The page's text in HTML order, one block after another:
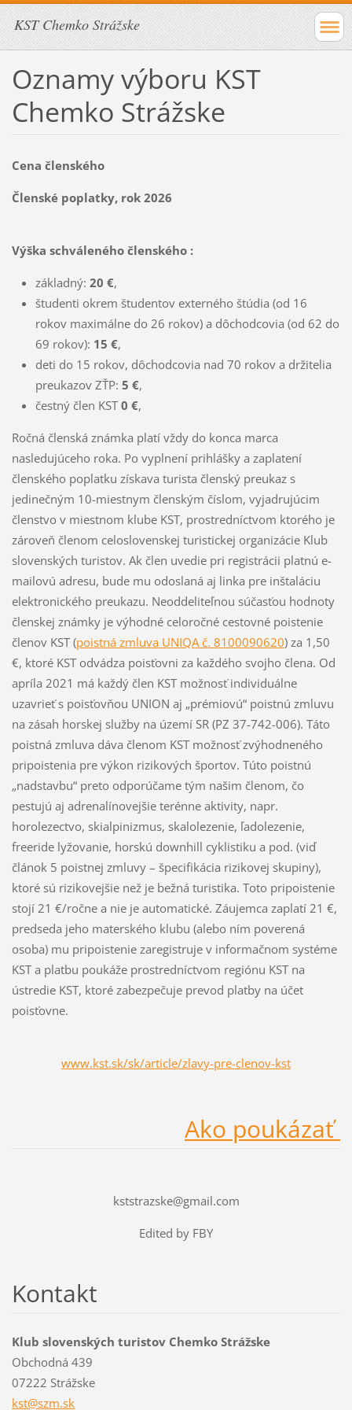
KST Chemko Strážske
Oznamy výboru KST
Chemko Strážske
Cena členského
Členské poplatky, rok 2026
Výška schváleného členského :
základný: 20 €,
študenti okrem študentov externého štúdia (od 16
rokov maximálne do 26 rokov) a dôchodcovia (od 62 do
69 rokov): 15 €,
deti do 15 rokov, dôchodcovia nad 70 rokov a držitelia
preukazov ZŤP: 5 €,
čestný člen KST 0 €,
Ročná členská známka platí vždy do konca marca
nasledujúceho roka. Po vyplnení prihlášky a zaplatení
členského poplatku získava turista členský preukaz s
jedinečným 10-miestnym členským číslom, vyjadrujúcim
členstvo v miestnom klube KST, prostredníctvom ktorého je
zároveň členom celoslovenskej turistickej organizácie Klub
slovenských turistov. Ak člen uvedie pri registrácii platnú e-
mailovú adresu, bude mu odoslaná aj linka pre inštaláciu
elektronického preukazu. Neoddeliteľnou súčasťou hodnoty
členskej známky je výhodné celoročné cestovné poistenie
členov KST (poistná zmluva UNIQA č. 8100090620) za 1,50
€, ktoré KST odvádza poisťovni za každého svojho člena. Od
apríla 2021 má každý člen KST možnosť individuálne
uzavrieť s poisťovňou UNION aj „prémiovú“ poistnú zmluvu
na zásah horskej služby na území SR (PZ 37-742-006). Táto
poistná zmluva dáva členom KST možnosť zvýhodneného
pripoistenia pre výkon rizikových športov. Túto poistnú
„nadstavbu“ preto odporúčame tým našim členom, čo
pestujú aj adrenalínovejšie terénne aktivity, napr.
horolezectvo, skialpinizmus, skalolezenie, ľadolezenie,
freeride lyžovanie, horskú downhill cyklistiku a pod. (viď
článok 5 poistnej zmluvy – špecifikácia rizikovej skupiny),
ktoré sú rizikovejšie než je bežná turistika. Toto pripoistenie
stojí 21 €/ročne a nie je automatické. Záujemca zaplatí 21 €,
predseda jeho materského klubu (alebo ním poverená
osoba) mu pripoistenie zaregistruje v informačnom systéme
KST a platbu poukáže prostredníctvom regiónu KST na
ústredie KST, ktoré zabezpečuje prevod platby na účet
poisťovne.
www.kst.sk/sk/article/zlavy-pre-clenov-kst
Ako poukázať
kststrazske@gmail.com
Edited by FBY
Kontakt
Klub slovenských turistov Chemko Strážske
Obchodná 439
07222 Strážske
kst@szm.sk